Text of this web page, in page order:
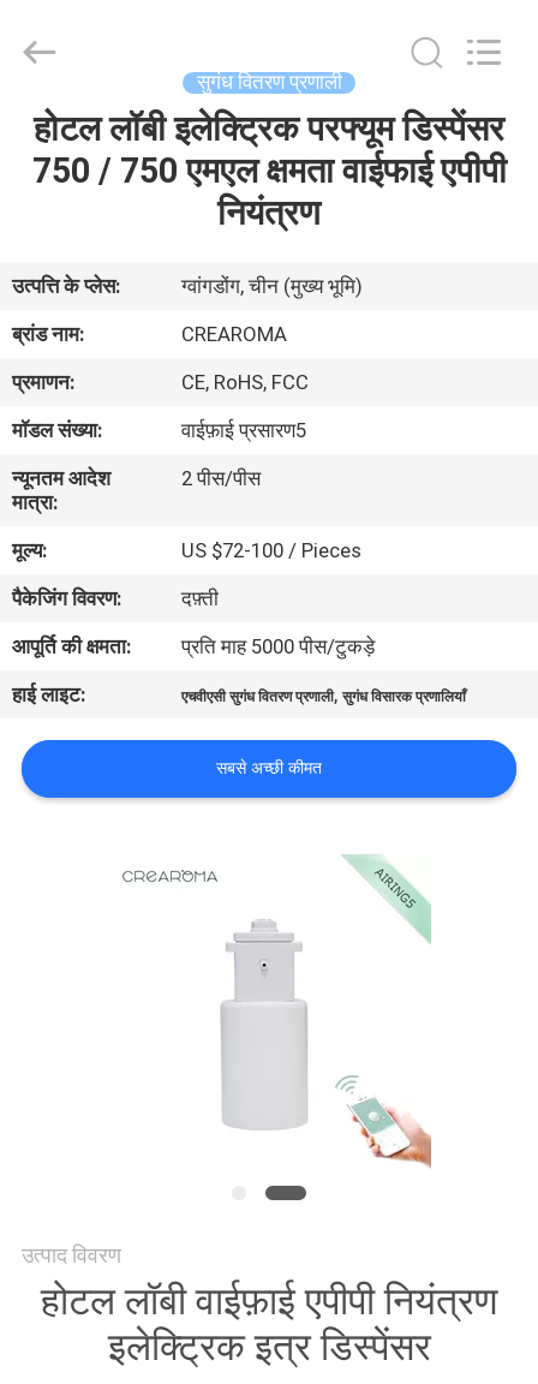
घर
वीडियो
दिखाएँ
हमारे
बारे
में
कारखाना
भ्रमण
गुणवत्ता
नियंत्रण
करे
साइटमैप
Market.
Developed
सुगंध वितरण प्रणाली
होटल लॉबी इलेक्ट्रिक परफ्यूम डिस्पेंसर
750 / 750 एमएल क्षमता वाईफाई एपीपी
नियंत्रण
उत्पत्ति के प्लेस:
ग्वांगडोंग, चीन (मुख्य भूमि)
ब्रांड नाम:
CREAROMA
प्रमाणन:
CE, RoHS, FCC
मॉडल संख्या:
वाईफ़ाई प्रसारण5
न्यूनतम आदेश
मात्रा:
2 पीस/पीस
मूल्य:
US $72-100 / Pieces
पैकेजिंग विवरण:
दफ़्ती
आपूर्ति की क्षमता:
प्रति माह 5000 पीस/टुकड़े
हाई लाइट:
एचवीएसी सुगंध वितरण प्रणाली,सुगंध विसारक प्रणालियाँ
सबसे अच्छी कीमत
उत्पाद विवरण
होटल लॉबी वाईफ़ाई एपीपी नियंत्रण
इलेक्ट्रिक इत्र डिस्पेंसर